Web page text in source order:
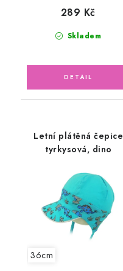
Skladem
289 Kč
Letní plátěná čepice
tyrkysová, dino
36cm